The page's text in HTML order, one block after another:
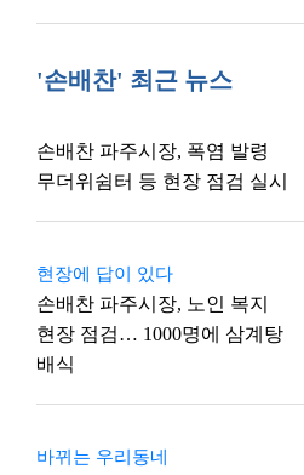
'손배찬' 최근 뉴스
손배찬 파주시장, 폭염 발령
무더위쉼터 등 현장 점검 실시
현장에 답이 있다
손배찬 파주시장, 노인 복지
현장 점검… 1000명에 삼계탕
배식
바뀌는 우리동네